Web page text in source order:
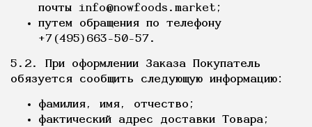
почты info@nowfoods.market;
путем обращения по телефону
+7(495)663-50-57.
5.2. При оформлении Заказа Покупатель
обязуется сообщить следующую информацию:
фамилия, имя, отчество;
фактический адрес доставки Товара;